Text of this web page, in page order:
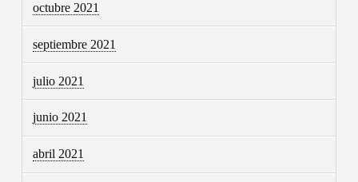
octubre 2021
septiembre 2021
julio 2021
junio 2021
abril 2021